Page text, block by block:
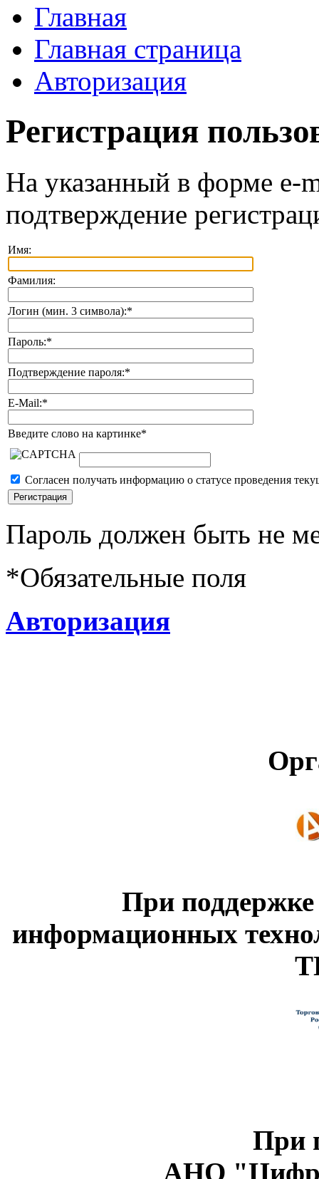
Главная
Главная страница
Авторизация
Регистрация
На указанный в форме e-
подтверждение
Имя:
Фамилия:
Логин (мин. 3 символа):*
Пароль:*
Подтверждение пароля:*
E-Mail:*
Введите слово на картинке*
Согласен получать информацию о статусе проведения
Пароль должен быть не
*Обязательные поля
Авторизация
При
информационных
При
АНО